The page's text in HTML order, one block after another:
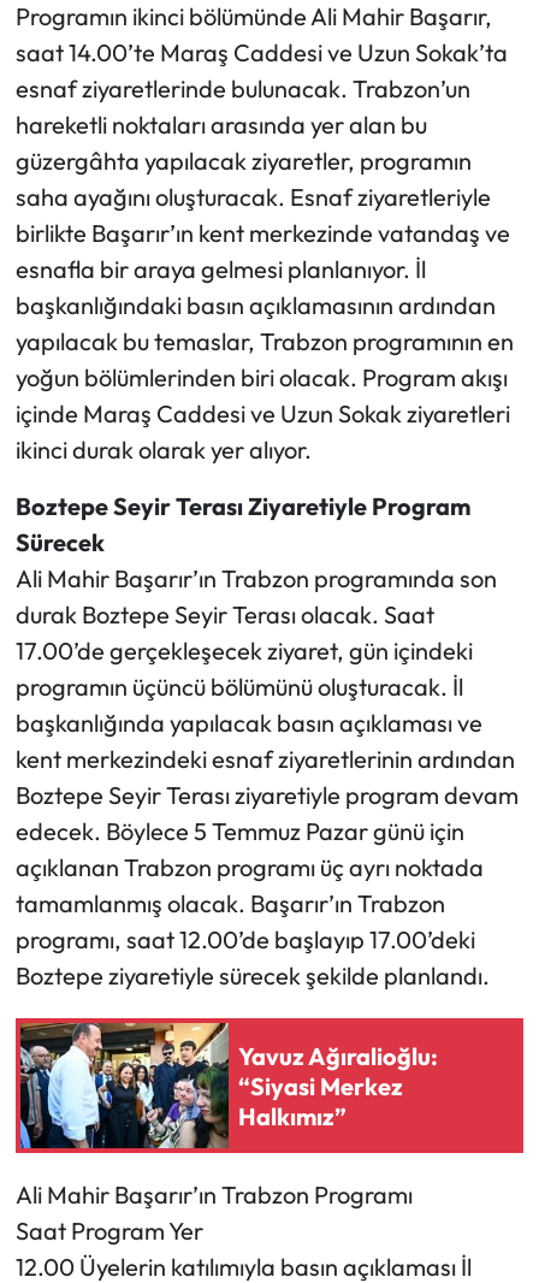
Programın ikinci bölümünde Ali Mahir Başarır,
saat 14.00’te Maraş Caddesi ve Uzun Sokak’ta
esnaf ziyaretlerinde bulunacak. Trabzon’un
hareketli noktaları arasında yer alan bu
güzergâhta yapılacak ziyaretler, programın
saha ayağını oluşturacak. Esnaf ziyaretleriyle
birlikte Başarır’ın kent merkezinde vatandaş ve
esnafla bir araya gelmesi planlanıyor. İl
başkanlığındaki basın açıklamasının ardından
yapılacak bu temaslar, Trabzon programının en
yoğun bölümlerinden biri olacak. Program akışı
içinde Maraş Caddesi ve Uzun Sokak ziyaretleri
ikinci durak olarak yer alıyor.
Boztepe Seyir Terası Ziyaretiyle Program
Sürecek
Ali Mahir Başarır’ın Trabzon programında son
durak Boztepe Seyir Terası olacak. Saat
17.00’de gerçekleşecek ziyaret, gün içindeki
programın üçüncü bölümünü oluşturacak. İl
başkanlığında yapılacak basın açıklaması ve
kent merkezindeki esnaf ziyaretlerinin ardından
Boztepe Seyir Terası ziyaretiyle program devam
edecek. Böylece 5 Temmuz Pazar günü için
açıklanan Trabzon programı üç ayrı noktada
tamamlanmış olacak. Başarır’ın Trabzon
programı, saat 12.00’de başlayıp 17.00’deki
Boztepe ziyaretiyle sürecek şekilde planlandı.
Yavuz Ağıralioğlu:
“Siyasi Merkez
Halkımız”
Ali Mahir Başarır’ın Trabzon Programı
Saat Program Yer
12.00 Üyelerin katılımıyla basın açıklaması İl